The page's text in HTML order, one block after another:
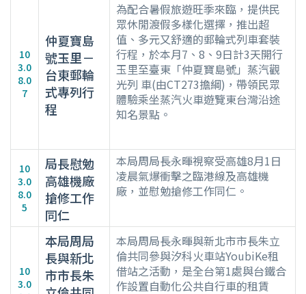
10
3.0
8.0
7
仲夏寶島
號玉里－
台東郵輪
式專列行
程
為配合暑假旅遊旺季來臨，提供民
眾休閒渡假多樣化選擇，推出超
值、多元又舒適的郵輪式列車套裝
行程，於本月7、8、9日計3天開行
玉里至臺東「仲夏寶島號」蒸汽觀
光列 車(由CT273擔綱)，帶領民眾
體驗乘坐蒸汽火車遊覽東台灣沿途
知名景點。
10
3.0
8.0
5
局長慰勉
高雄機廠
搶修工作
同仁
本局周局長永暉視察受高雄8月1日
凌晨氣爆衝擊之臨港線及高雄機
廠，並慰勉搶修工作同仁。
10
3.0
本局周局
長與新北
市市長朱
本局周局長永暉與新北市市長朱立
倫共同參與汐科火車站YoubiKe租
借站之活動，是全台第1處與台鐵合
作設置自動化公共自行車的租賃